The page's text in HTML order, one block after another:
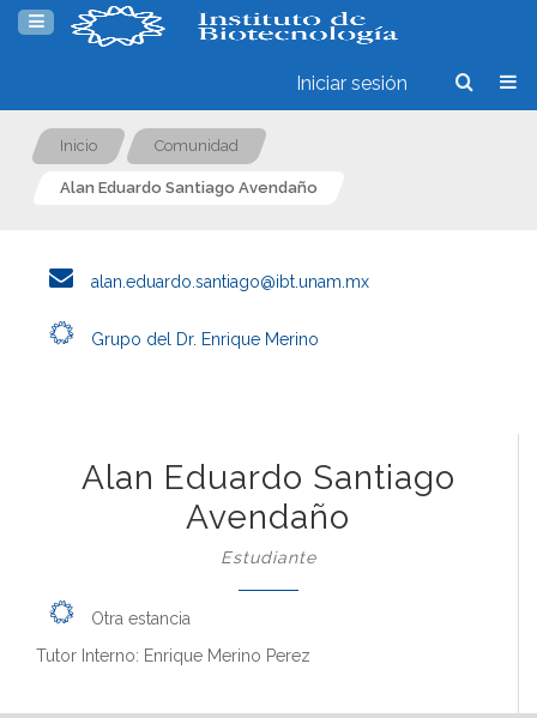
Iniciar sesión
Inicio Comunidad
Alan Eduardo Santiago Avendaño
alan.eduardo.santiago@ibt.unam.mx
Grupo del Dr. Enrique Merino
Alan Eduardo Santiago
Avendaño
Estudiante
Otra estancia
Tutor Interno: Enrique Merino Perez